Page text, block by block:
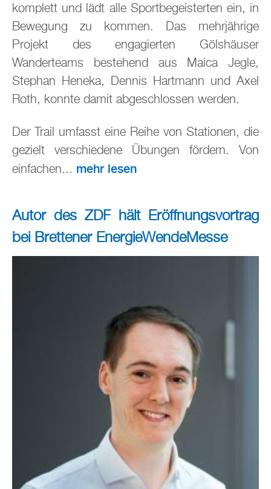
komplett und lädt alle Sportbegeisterten ein, in
Bewegung zu kommen. Das mehrjährige
Projekt des engagierten Gölshäuser
Wanderteams bestehend aus Maica Jegle,
Stephan Heneka, Dennis Hartmann und Axel
Roth, konnte damit abgeschlossen werden.
Der Trail umfasst eine Reihe von Stationen, die
gezielt verschiedene Übungen fördern. Von
einfachen... mehr lesen
Autor des ZDF hält Eröffnungsvortrag
bei Brettener EnergieWendeMesse